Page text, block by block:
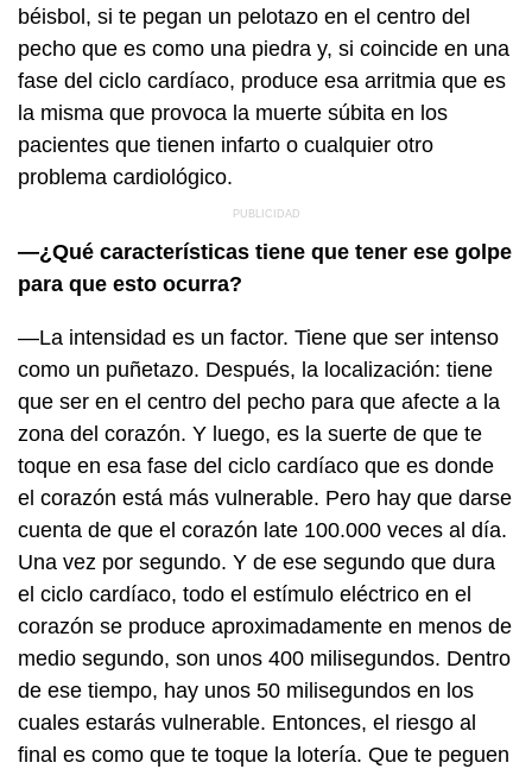
béisbol, si te pegan un pelotazo en el centro del
pecho que es como una piedra y, si coincide en una
fase del ciclo cardíaco, produce esa arritmia que es
la misma que provoca la muerte súbita en los
pacientes que tienen infarto o cualquier otro
problema cardiológico.
—¿Qué características tiene que tener ese golpe
para que esto ocurra?
—La intensidad es un factor. Tiene que ser intenso
como un puñetazo. Después, la localización: tiene
que ser en el centro del pecho para que afecte a la
zona del corazón. Y luego, es la suerte de que te
toque en esa fase del ciclo cardíaco que es donde
el corazón está más vulnerable. Pero hay que darse
cuenta de que el corazón late 100.000 veces al día.
Una vez por segundo. Y de ese segundo que dura
el ciclo cardíaco, todo el estímulo eléctrico en el
corazón se produce aproximadamente en menos de
medio segundo, son unos 400 milisegundos. Dentro
de ese tiempo, hay unos 50 milisegundos en los
cuales estarás vulnerable. Entonces, el riesgo al
final es como que te toque la lotería. Que te peguen